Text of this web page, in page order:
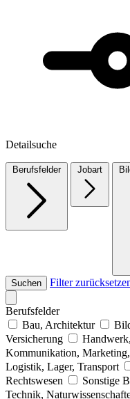
Detailsuche
Berufsfelder Jobart
Suchen Filter
Berufsfelder
Bau, Architektur
Versicherung
Kommunikation,
Logistik, Lager, Transport
Rechtswesen
Sonstige
Technik,